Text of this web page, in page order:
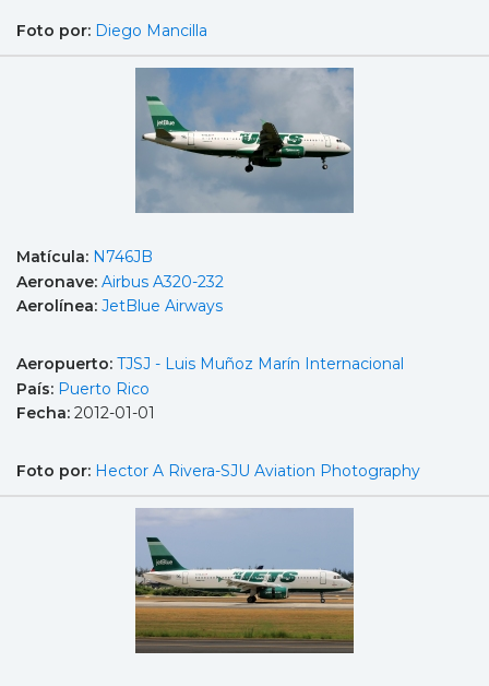
Foto por: Diego Mancilla
Matícula: N746JB
Aeronave: Airbus A320-232
Aerolínea: JetBlue Airways
Aeropuerto: TJSJ - Luis Muñoz Marín Internacional
País: Puerto Rico
Fecha: 2012-01-01
Foto por: Hector A Rivera-SJU Aviation Photography